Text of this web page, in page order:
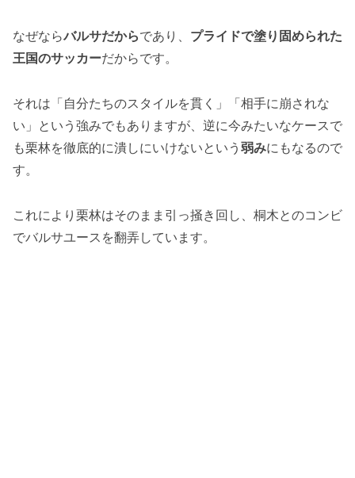
なぜならバルサだからであり、 プライドで塗り固められた
王国のサッカーだからです。
それは「自分たちのスタイルを貫く」「相手に崩されな
い」という強みでもありますが、逆に今みたいなケースで
も栗林を徹底的に潰しにいけないという 弱みにもなるので
す。
これにより栗林はそのまま引っ掻き回し、桐木とのコンビ
でバルサユースを翻弄しています。